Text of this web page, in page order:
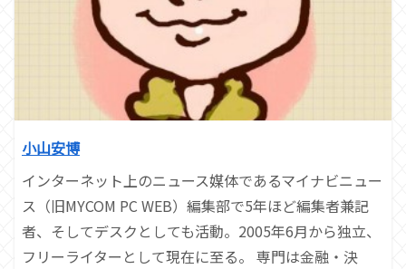
小山安博
インターネット上のニュース媒体であるマイナビニュー
ス（旧MYCOM PC WEB）編集部で5年ほど編集者兼記
者、そしてデスクとしても活動。2005年6月から独立、
フリーライターとして現在に至る。 専門は金融・決